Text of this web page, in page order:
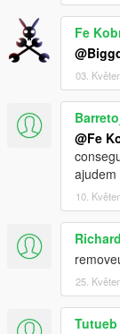
Fe
03.
@Fe
ajudem
10.
25.
Tutueb